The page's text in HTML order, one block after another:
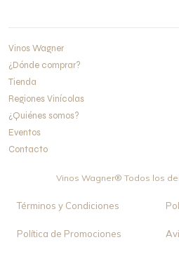
Vinos Wagner
¿Dónde comprar?
Tienda
Regiones Vinícolas
¿Quiénes somos?
Eventos
Contacto
Términos y Condiciones
Política de Promociones
Vinos Wagner® Todos los